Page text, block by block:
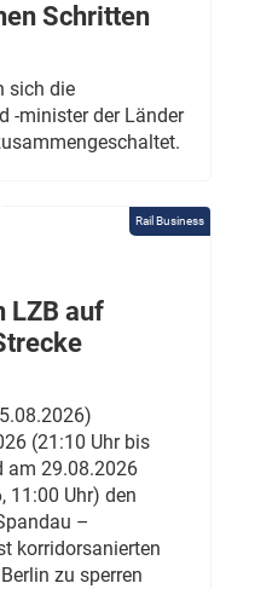
Schritten
sich die
-minister der Länder
Rail Business
LZB auf
(21:10 Uhr bis
am 29.08.2026
11:00 Uhr) den
–
korridorsanierten
zu sperren